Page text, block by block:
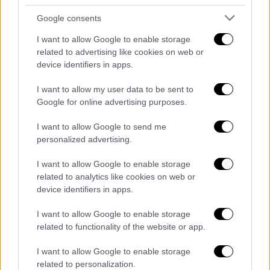
Google consents
I want to allow Google to enable storage
related to advertising like cookies on web or
device identifiers in apps.
I want to allow my user data to be sent to
Google for online advertising purposes.
I want to allow Google to send me
personalized advertising.
I want to allow Google to enable storage
related to analytics like cookies on web or
device identifiers in apps.
I want to allow Google to enable storage
related to functionality of the website or app.
I want to allow Google to enable storage
related to personalization.
Οι καταγγελίες που στρέφονται σε βάρος
του εντολέως μου
είναι απολύτως ψευδείς,
ανυπόστατες και στερούνται οποιασδήποτε
πραγματικής και νομικής βάσης. Περίτρανη
απόδειξη ότι αποτελούν τμήμα του ως άνω
εγκληματικού σχεδίου συνιστά και ο χρόνος
υποβολής της μήνυσης που τις
μόλις ώρες πριν από την πρεμιέρα του
Γιώργου Μαζωνάκη, ενώ τα καταγγελλόμενα
γεγονότα φέρονται να έχουν τελεστεί τον
Μάρτιο του 2025, η δε συγκεκριμένη χρονική
επιλογή είχε προαναγγελθεί στα μέσα
ενημέρωσης ήδη εδώ και περίπου 5 ημέρες,
γεγονός που επιβεβαιώνει τον
ενέργειας αυτής.